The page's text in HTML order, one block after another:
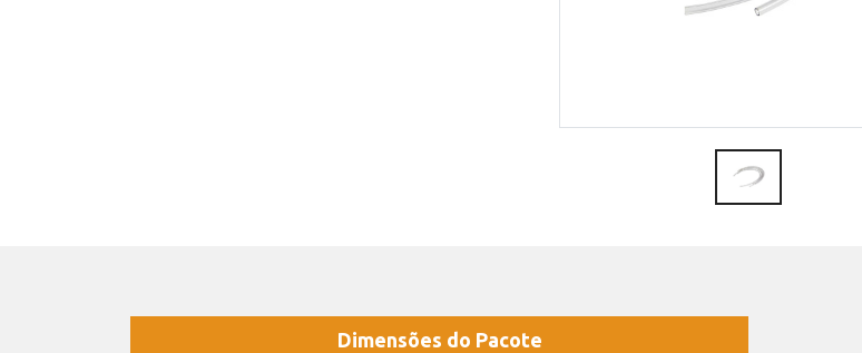
Dimensões do Pacote